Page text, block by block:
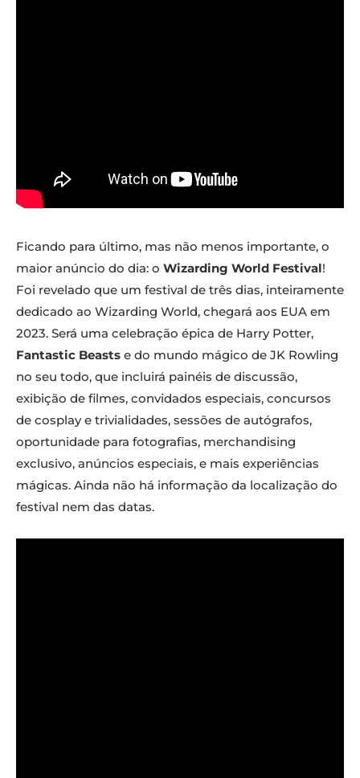
Ficando para último, mas não menos importante, o
maior anúncio do dia: o Wizarding World Festival!
Foi revelado que um festival de três dias, inteiramente
dedicado ao Wizarding World, chegará aos EUA em
2023. Será uma celebração épica de Harry Potter,
Fantastic Beasts e do mundo mágico de JK Rowling
no seu todo, que incluirá painéis de discussão,
exibição de filmes, convidados especiais, concursos
de cosplay e trivialidades, sessões de autógrafos,
oportunidade para fotografias, merchandising
exclusivo, anúncios especiais, e mais experiências
mágicas. Ainda não há informação da localização do
festival nem das datas.